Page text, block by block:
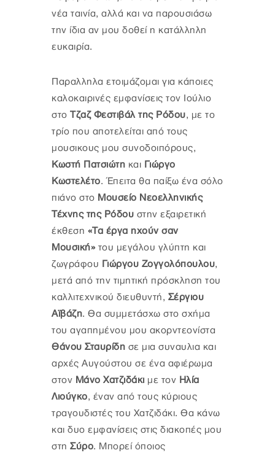
νέα ταινία, αλλά και να παρουσιάσω
την ίδια αν μου δοθεί η κατάλληλη
ευκαιρία.
Παραλληλα ετοιμάζομαι για κάποιες
καλοκαιρινές εμφανίσεις τον Ιούλιο
στο Τζαζ Φεστιβάλ της Ρόδου, με το
τρίο που αποτελείται από τους
μουσικους μου συνοδοιπόρους,
Κωστή Πατσιώτη και Γιώργο
Κωστελέτο. Έπειτα θα παίξω ένα σόλο
πιάνο στο Μουσείο Νεοελληνικής
Τέχνης της Ρόδου στην εξαιρετική
έκθεση «Τα έργα ηχούν σαν
Μουσική» του μεγάλου γλύπτη και
ζωγράφου Γιώργου Ζογγολόπουλου,
μετά από την τιμητική πρόσκληση του
καλλιτεχνικού διευθυντή, Σέργιου
Αϊβάζη. Θα συμμετάσχω στο σχήμα
του αγαπημένου μου ακορντεονίστα
Θάνου Σταυρίδη σε μια συναυλια και
αρχές Αυγούστου σε ένα αφιέρωμα
στον Μάνο Χατζιδάκι με τον Ηλία
Λιούγκο, έναν από τους κύριους
τραγουδιστές του Χατζιδάκι. Θα κάνω
και δυο εμφανίσεις στις διακοπές μου
στη Σύρο. Μπορεί όποιος